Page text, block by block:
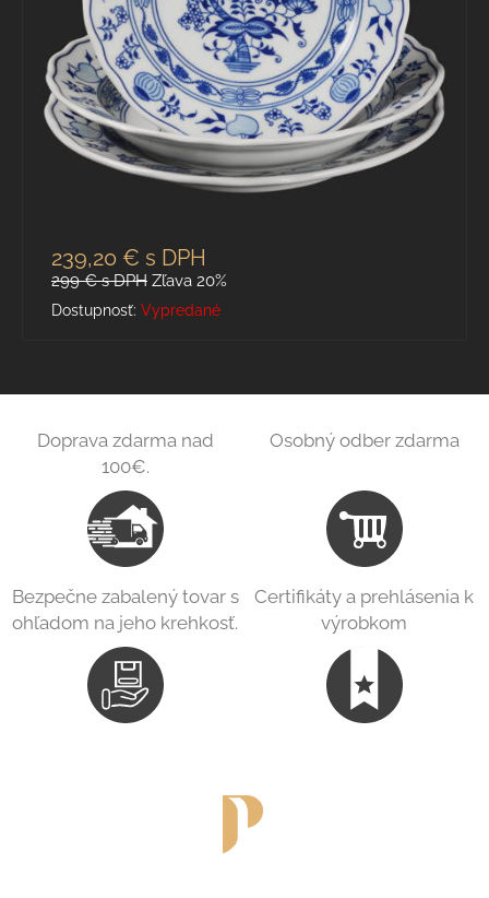
239,20 € s DPH
299 €s DPH Zľava 20%
Dostupnosť: Vypredané
Doprava zdarma nad
100€.
Osobný odber zdarma
Bezpečne zabalený tovar s
ohľadom na jeho krehkosť.
Certifikáty a prehlásenia k
výrobkom